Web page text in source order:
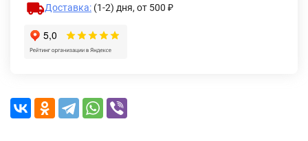
Доставка: (1-2) дня, от 500 ₽